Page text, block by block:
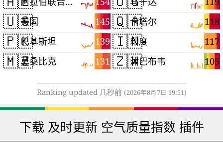
🇺🇸 145
美国
🇵🇰 139
巴基斯坦
🇲🇿 131
莫桑比克
🇶🇦 118
卡塔尔
🇮🇳 117
印度
🇿🇼 105
津巴布韦
Ranking updated 几秒前 (2026年8月7日 19:51)
下载 及时更新 空气质量指数 插件